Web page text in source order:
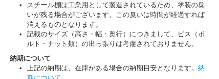
スチール棚は工業用として製造されているため、塗装の臭
いが残る場合がございます。この臭いは時間が経過すれば
消えるものとなります。
記載のサイズ（高さ・幅・奥行）につきまして、ビス（ボ
ルト・ナット類）の出っ張りは考慮されておりません。
納期について
上記の納期は、在庫がある場合の納期目安となります。 納